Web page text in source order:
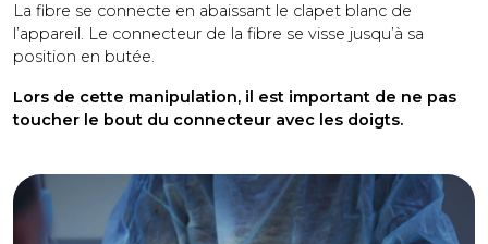
La fibre se connecte en abaissant le clapet blanc de
l’appareil. Le connecteur de la fibre se visse jusqu’à sa
position en butée.
Lors de cette manipulation, il est important de ne pas
toucher le bout du connecteur avec les doigts.